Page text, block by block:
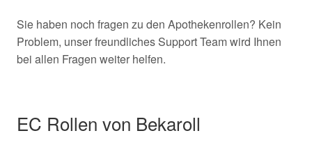
Sie haben noch fragen zu den Apothekenrollen? Kein
Problem, unser freundliches Support Team wird Ihnen
bei allen Fragen weiter helfen.
EC Rollen von Bekaroll